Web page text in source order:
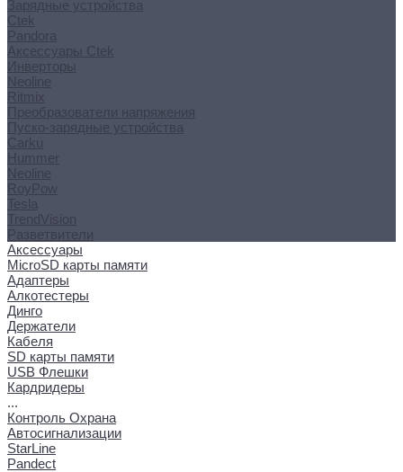
Зарядные устройства
Ctek
Pandora
Аксессуары Ctek
Инверторы
Neoline
Ritmix
Преобразователи напряжения
Пуско-зарядные устройства
Carku
Hummer
Neoline
RoyPow
Tesla
TrendVision
Разветвители
Аксессуары
MicroSD карты памяти
Адаптеры
Алкотестеры
Динго
Держатели
Кабеля
SD карты памяти
USB Флешки
Кардридеры
...
Контроль Охрана
Автосигнализации
StarLine
Pandect